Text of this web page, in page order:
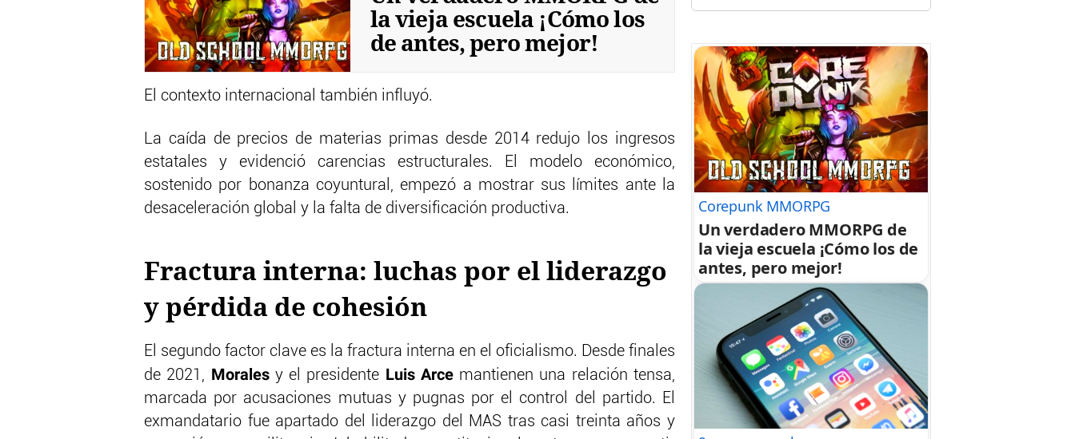
la vieja escuela ¡Cómo los
de antes, pero mejor!
El contexto internacional también influyó.
La caída de precios de materias primas desde 2014 redujo los ingresos
estatales y evidenció carencias estructurales. El modelo económico,
sostenido por bonanza coyuntural, empezó a mostrar sus límites ante la
desaceleración global y la falta de diversificación productiva.
Fractura interna: luchas por el liderazgo
y pérdida de cohesión
El segundo factor clave es la fractura interna en el oficialismo. Desde finales
de 2021, Moralesy el presidente Luis Arcemantienen una relación tensa,
marcada por acusaciones mutuas y pugnas por el control del partido. El
exmandatario fue apartado del liderazgo del MAS tras casi treinta años y
Corepunk MMORPG
Un verdadero MMORPG de
la vieja escuela ¡Cómo los de
antes, pero mejor!